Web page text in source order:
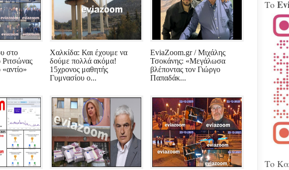
στο
«αντίο»
Χαλκίδα: Και έχουμε να
δούμε πολλά ακόμα!
15χρονος μαθητής
Γυμνασίου ο...
EviaZoom.gr / Μιχάλης
Τσοκάνης: «Μεγάλωσα
βλέποντας τον Γιώργο
Παπαδάκ...
240
Τα
το
Το
Το